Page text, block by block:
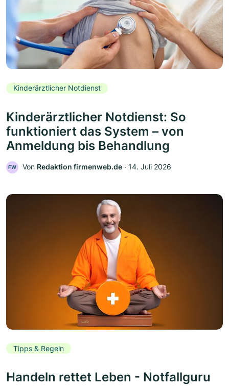
Kinderärztlicher Notdienst
Kinderärztlicher Notdienst: So
funktioniert das System – von
Anmeldung bis Behandlung
FW Von Redaktion firmenweb.de ‧ 14. Juli 2026
Tipps & Regeln
Handeln rettet Leben - Notfallguru